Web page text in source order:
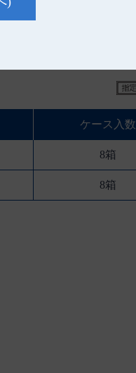
ださい。
ケース入数
8箱
8箱